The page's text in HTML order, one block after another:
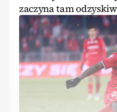
zaczyna tam